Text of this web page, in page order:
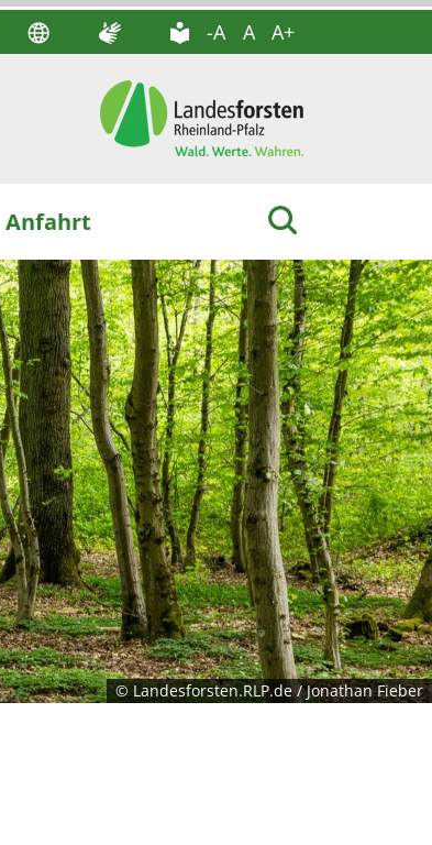
-A A A+
Anfahrt
© Landesforsten.RLP.de / Jonathan Fieber